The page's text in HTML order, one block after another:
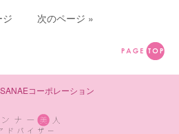
次のページ »
コーポレーション